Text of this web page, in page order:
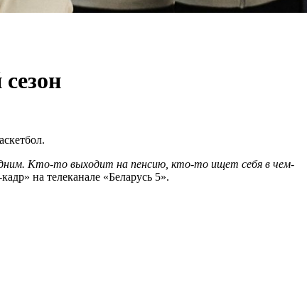
Кто-то выходит на пенсию, кто-то ищет себя в чем-
на телеканале «Беларусь 5».